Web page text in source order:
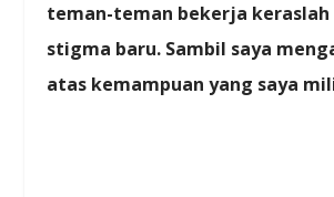
teman-teman bekerja keraslah
stigma baru. Sambil saya
atas kemampuan yang saya